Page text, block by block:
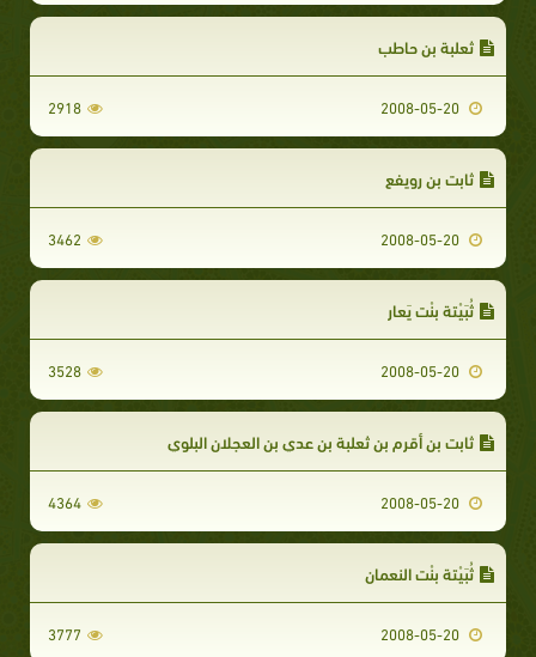
ثعلبة بن حاطب
2918
ثابت بن رويفع
3462
ثُبَيْتة بِنْت يَعارِ
3528
ثابت بن أقرم بن ثعلبة بن عدي بن العجلان البلوي
4364
ثُبَيْتة بِنْت النعمان
3777